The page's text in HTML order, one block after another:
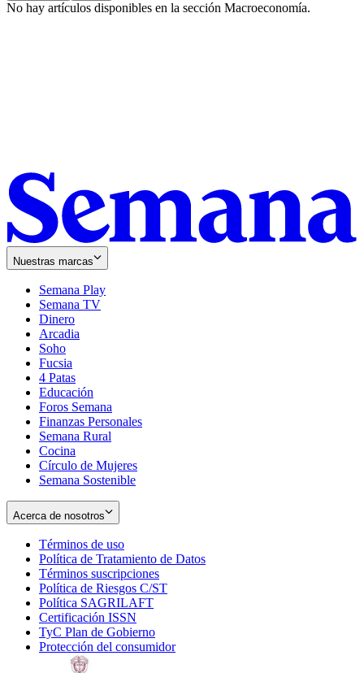
No hay artículos disponibles en la sección Macroeconomía.
Nuestras marcas
Semana Play
Semana TV
Dinero
Arcadia
Soho
in
new
window
Fucsia
in
new
window
4 Patas
Educación
Foros Semana
Finanzas Personales
Semana Rural
Cocina
Círculo de Mujeres
Semana Sostenible
Acerca de nosotros
Términos de uso
in
new
window
Política de Tratamiento de Datos
Términos suscripciones
in
Política de Riesgos C/ST
Política SAGRILAFT
new
window
Certificación ISSN
in
new
TyC Plan de Gobierno
in
Protección del consumidorOpens